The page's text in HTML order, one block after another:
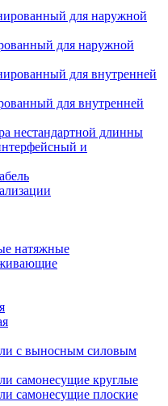
для наружной
для наружной
для внутренней
для внутренней
нестандартной длинны
и
натяжные
с выносным силовым
самонесущие круглые
самонесущие плоские